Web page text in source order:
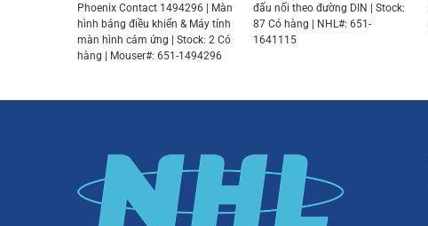
Phoenix Contact 1494296 | Màn
hình bảng điều khiển & Máy tính
màn hình cảm ứng | Stock: 2 Có
hàng | Mouser#: 651-1494296
đấu nối theo đường DIN | Stock:
87 Có hàng | NHL#: 651-
1641115